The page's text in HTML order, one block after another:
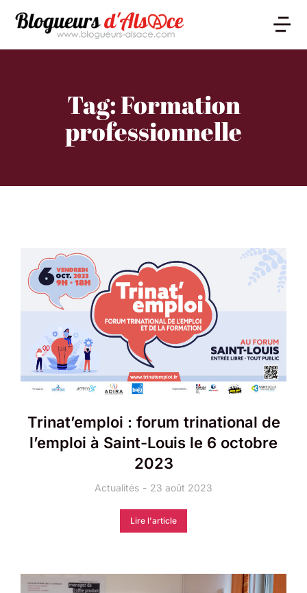
Tag: Formation
professionnelle
Trinat’emploi : forum trinational de
l’emploi à Saint-Louis le 6 octobre
2023
Actualités 23 août 2023
Lire l'article